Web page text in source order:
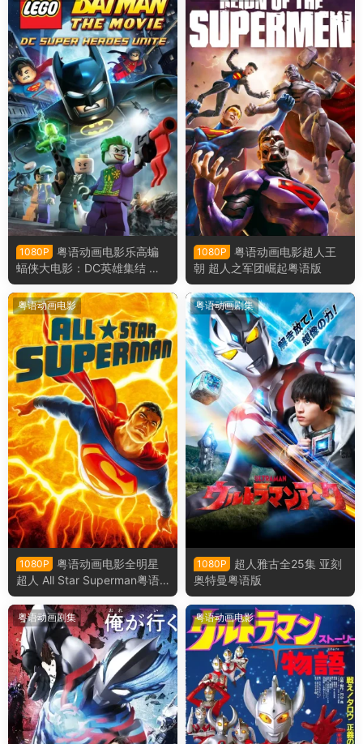
1080P
粤语动画电影乐高蝙
蝠侠大电影：DC英雄集结 乐
高蝙蝠侠超级英雄大出击粤语
版
1080P
粤语动画电影超人王
朝 超人之军团崛起粤语版
粤语动画电影
1080P
粤语动画电影全明星
超人 All Star Superman粤语
版
粤语动画剧集
1080P
超人雅古全25集 亚刻
奥特曼粤语版
粤语动画剧集 粤语动画电影